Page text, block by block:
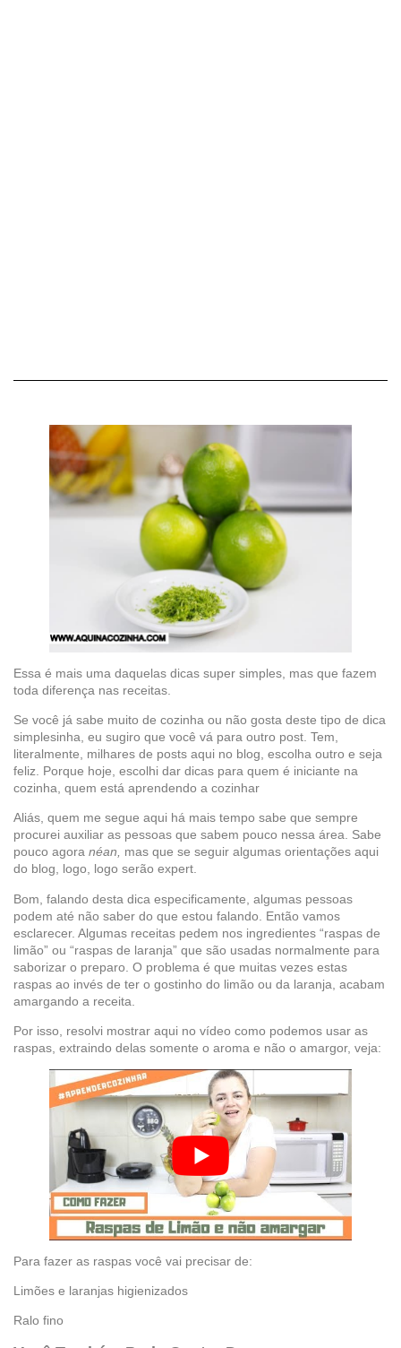
Essa é mais uma daquelas dicas super simples, mas que fazem
toda diferença nas receitas.
Se você já sabe muito de cozinha ou não gosta deste tipo de dica
simplesinha, eu sugiro que você vá para outro post. Tem,
literalmente, milhares de posts aqui no blog, escolha outro e seja
feliz. Porque hoje, escolhi dar dicas para quem é iniciante na
cozinha, quem está aprendendo a cozinhar
Aliás, quem me segue aqui há mais tempo sabe que sempre
procurei auxiliar as pessoas que sabem pouco nessa área. Sabe
pouco agora néan, mas que se seguir algumas orientações aqui
do blog, logo, logo serão expert.
Bom, falando desta dica especificamente, algumas pessoas
podem até não saber do que estou falando. Então vamos
esclarecer. Algumas receitas pedem nos ingredientes “raspas de
limão” ou “raspas de laranja” que são usadas normalmente para
saborizar o preparo. O problema é que muitas vezes estas
raspas ao invés de ter o gostinho do limão ou da laranja, acabam
amargando a receita.
Por isso, resolvi mostrar aqui no vídeo como podemos usar as
raspas, extraindo delas somente o aroma e não o amargor, veja:
Para fazer as raspas você vai precisar de:
Limões e laranjas higienizados
Ralo fino